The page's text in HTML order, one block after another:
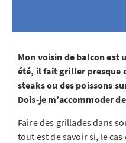
Mon voisin de balcon est
été, il fait griller presque
steaks ou des poissons
Dois-je m’accommoder
Faire des grillades dans
tout est de savoir si, le